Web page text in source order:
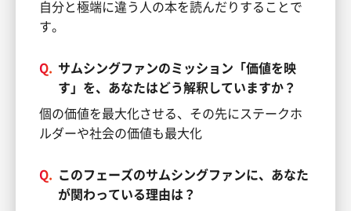
自分と極端に違う人の本を読んだりすることで
す。
Q. サムシングファンのミッション「価値を映
す」を、あなたはどう解釈していますか？
個の価値を最大化させる、その先にステークホ
ルダーや社会の価値も最大化
Q.
このフェーズのサムシングファンに、あなた
が関わっている理由は？